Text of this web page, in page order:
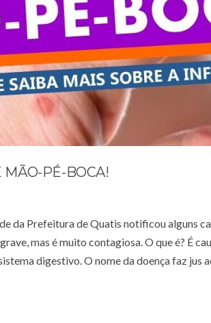
MÃO-PÉ-BOCA!
da Prefeitura de Quatis notificou alguns
mas é muito contagiosa. O que é? É
digestivo. O nome da doença faz jus